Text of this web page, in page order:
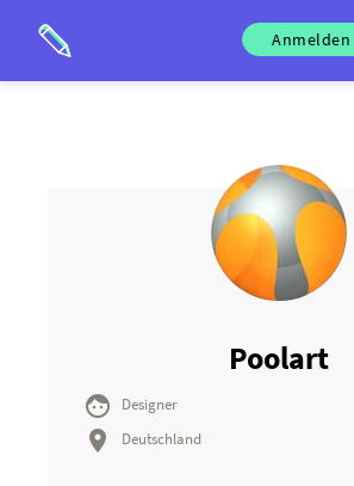
Anmelden
Poolart
 Designer
 Deutschland